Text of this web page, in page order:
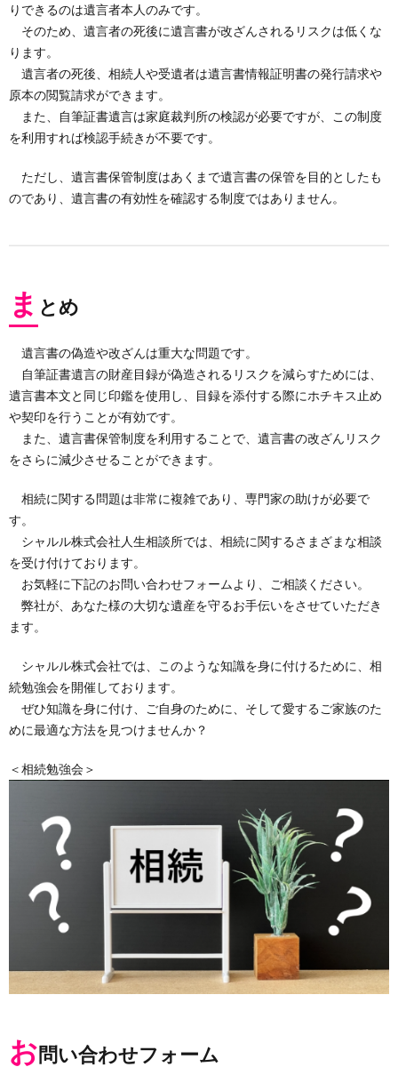
りできるのは遺言者本人のみです。
そのため、遺言者の死後に遺言書が改ざんされるリスクは低くな
ります。
遺言者の死後、相続人や受遺者は遺言書情報証明書の発行請求や
原本の閲覧請求ができます。
また、自筆証書遺言は家庭裁判所の検認が必要ですが、この制度
を利用すれば検認手続きが不要です。
ただし、遺言書保管制度はあくまで遺言書の保管を目的としたも
のであり、遺言書の有効性を確認する制度ではありません。
ま とめ
遺言書の偽造や改ざんは重大な問題です。
自筆証書遺言の財産目録が偽造されるリスクを減らすためには、
遺言書本文と同じ印鑑を使用し、目録を添付する際にホチキス止め
や契印を行うことが有効です。
また、遺言書保管制度を利用することで、遺言書の改ざんリスク
をさらに減少させることができます。
相続に関する問題は非常に複雑であり、専門家の助けが必要で
す。
シャルル株式会社人生相談所では、相続に関するさまざまな相談
を受け付けております。
お気軽に下記のお問い合わせフォームより、ご相談ください。
弊社が、あなた様の大切な遺産を守るお手伝いをさせていただき
ます。
シャルル株式会社では、このような知識を身に付けるために、相
続勉強会を開催しております。
ぜひ知識を身に付け、ご自身のために、そして愛するご家族のた
めに最適な方法を見つけませんか？
＜相続勉強会＞
お問い合わせフォーム